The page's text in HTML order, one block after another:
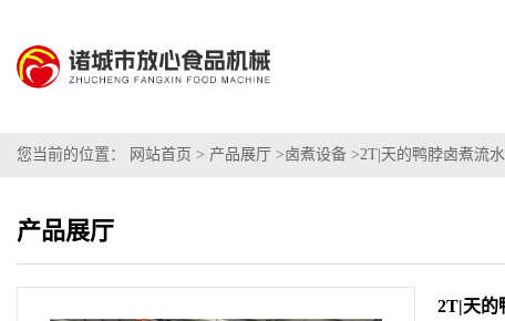
您当前的位置： 网站首页 > 产品展厅 >卤煮设备 >2T|天的鸭脖卤煮流
产品展厅
2T|天的